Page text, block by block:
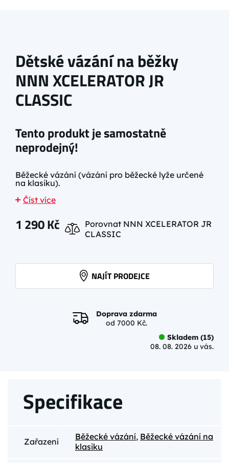
Dětské vázání na běžky
NNN XCELERATOR JR
CLASSIC
Tento produkt je samostatně
neprodejný!
Běžecké vázání (vázání pro běžecké lyže určené
na klasiku).
Číst více
1 290Kč
Porovnat NNN XCELERATOR JR
CLASSIC
NAJÍT PRODEJCE
Doprava zdarma
od 7000 Kč.
Skladem (15)
08. 08. 2026 u vás.
Specifikace
Zařazení Běžecké vázání, Běžecké vázání na
klasiku